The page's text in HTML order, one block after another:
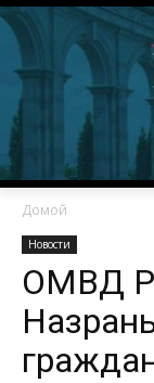
Домой
Новости
ОМВД